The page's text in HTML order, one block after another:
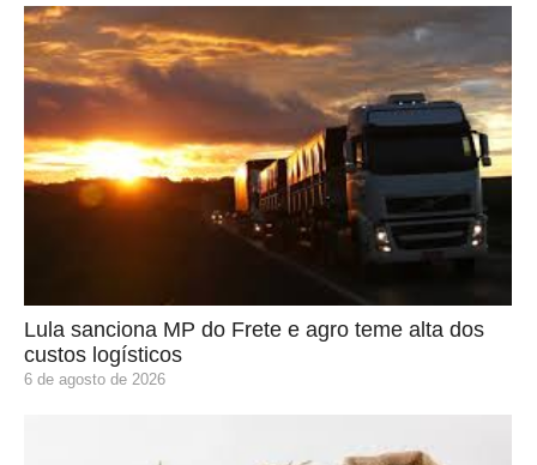
Lula sanciona MP do Frete e agro teme alta dos
custos logísticos
6 de agosto de 2026